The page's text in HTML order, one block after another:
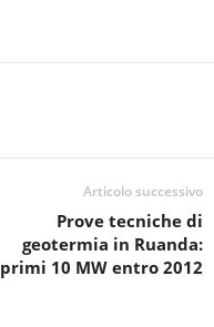
Articolo successivo
Prove tecniche di
geotermia in Ruanda:
primi 10 MW entro 2012